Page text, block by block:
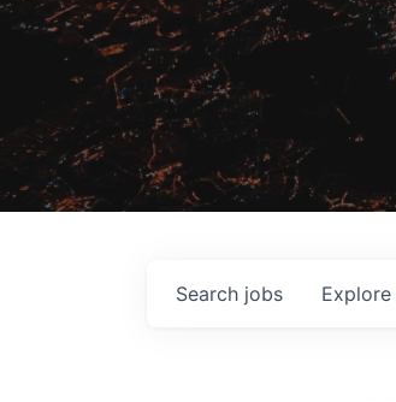
Search jobs Explore